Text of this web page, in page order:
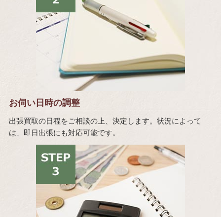
お伺い日時の調整
出張買取の日程をご相談の上、決定します。状況によって
は、即日出張にも対応可能です。